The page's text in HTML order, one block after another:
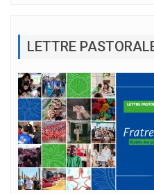
LETTRE